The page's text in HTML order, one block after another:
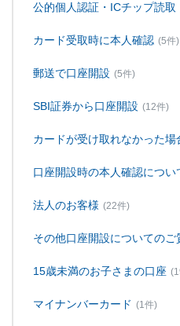
公的個人認証・ICチップ読取
カード受取時に本人確認 (5件)
郵送で口座開設 (5件)
SBI証券から口座開設 (12件)
カードが受け取れなかった場
口座開設時の本人確認につい
法人のお客様 (22件)
その他口座開設についてのご
15歳未満のお子さまの口座
マイナンバーカード (1件)